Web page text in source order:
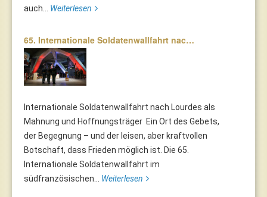
auch... Weiterlesen
65. Internationale Soldatenwallfahrt nac…
Internationale Soldatenwallfahrt nach Lourdes als
Mahnung und Hoffnungsträger Ein Ort des Gebets,
der Begegnung – und der leisen, aber kraftvollen
Botschaft, dass Frieden möglich ist. Die 65.
Internationale Soldatenwallfahrt im
südfranzösischen... Weiterlesen